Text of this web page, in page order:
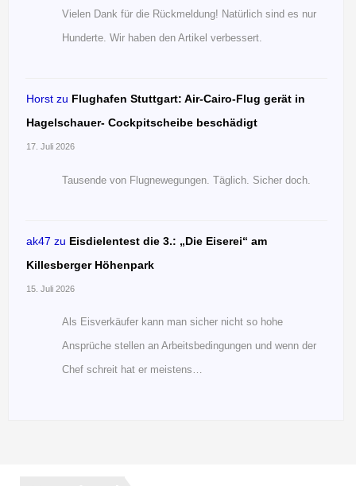
Vielen Dank für die Rückmeldung! Natürlich sind es nur
Hunderte. Wir haben den Artikel verbessert.
Horst zu Flughafen Stuttgart: Air-Cairo-Flug gerät in
Hagelschauer- Cockpitscheibe beschädigt
17. Juli 2026
Tausende von Flugnewegungen. Täglich. Sicher doch.
ak47 zu Eisdielentest die 3.: „Die Eiserei“ am
Killesberger Höhenpark
15. Juli 2026
Als Eisverkäufer kann man sicher nicht so hohe
Ansprüche stellen an Arbeitsbedingungen und wenn der
Chef schreit hat er meistens…